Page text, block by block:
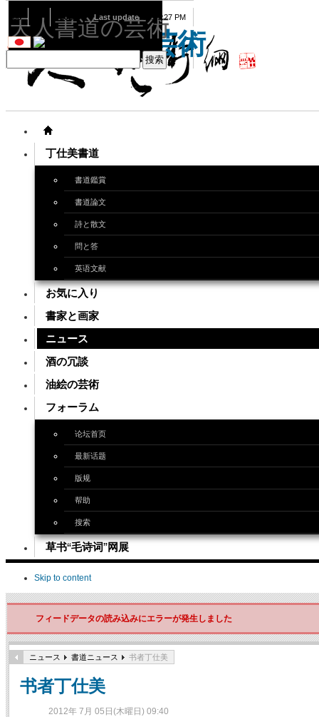
天人書道の芸術
丁仕美書道
書道鑑賞
書道論文
詩と散文
問と答
英语文献
お気に入り
書家と画家
ニュース
酒の冗談
油絵の芸術
フォーラム
论坛首页
最新话题
版规
帮助
搜索
草书“毛诗词”网展
Skip to content
08 07 2026 Last update 08:15:27 PM
フィードデータの読み込みにエラーが発生しました
ニュース 書道ニュース 书者丁仕美
书者丁仕美
2012年 7月 05日(木曜日) 09:40
天人書道の芸術